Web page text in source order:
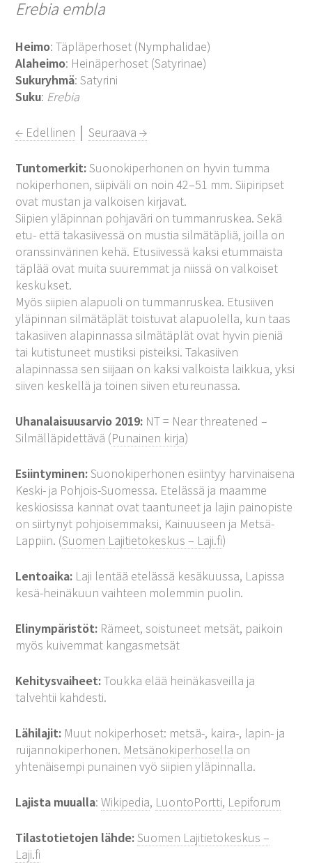
Erebia embla
Heimo: Täpläperhoset (Nymphalidae)
Alaheimo: Heinäperhoset (Satyrinae)
Sukuryhmä: Satyrini
Suku: Erebia
← Edellinen │Seuraava →
Tuntomerkit:Suonokiperhonen on hyvin tumma
nokiperhonen, siipiväli on noin 42–51 mm. Siipiripset
ovat mustan ja valkoisen kirjavat.
Siipien yläpinnan pohjaväri on tummanruskea. Sekä
etu- että takasiivessä on mustia silmätäpliä, joilla on
oranssinvärinen kehä. Etusiivessä kaksi etummaista
täplää ovat muita suuremmat ja niissä on valkoiset
keskukset.
Myös siipien alapuoli on tummanruskea. Etusiiven
yläpinnan silmätäplät toistuvat alapuolella, kun taas
takasiiven alapinnassa silmätäplät ovat hyvin pieniä
tai kutistuneet mustiksi pisteiksi. Takasiiven
alapinnassa sen siijaan on kaksi valkoista laikkua, yksi
siiven keskellä ja toinen siiven etureunassa.
Uhanalaisuusarvio 2019: NT = Near threatened –
Silmälläpidettävä (Punainen kirja)
Esiintyminen:Suonokiperhonen esiintyy harvinaisena
Keski- ja Pohjois-Suomessa. Etelässä ja maamme
keskiosissa kannat ovat taantuneet ja lajin painopiste
on siirtynyt pohjoisemmaksi, Kainuuseen ja Metsä-
Lappiin. (Suomen Lajitietokeskus – Laji.fi)
Lentoaika: Laji lentää etelässä kesäkuussa, Lapissa
kesä-heinäkuun vaihteen molemmin puolin.
Elinympäristöt: Rämeet, soistuneet metsät, paikoin
myös kuivemmat kangasmetsät
Kehitysvaiheet:Toukka elää heinäkasveilla ja
talvehtii kahdesti.
Lähilajit: Muut nokiperhoset: metsä-, kaira-, lapin- ja
ruijannokiperhonen. Metsänokiperhosella on
yhtenäisempi punainen vyö siipien yläpinnalla.
Lajista muualla:Wikipedia, LuontoPortti, Lepiforum
Tilastotietojen lähde:Suomen Lajitietokeskus –
Laji.fi